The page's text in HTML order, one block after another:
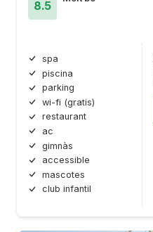
8.5
spa
piscina
parking
wi-fi (gratis)
restaurant
ac
gimnàs
accessible
mascotes
club infantil